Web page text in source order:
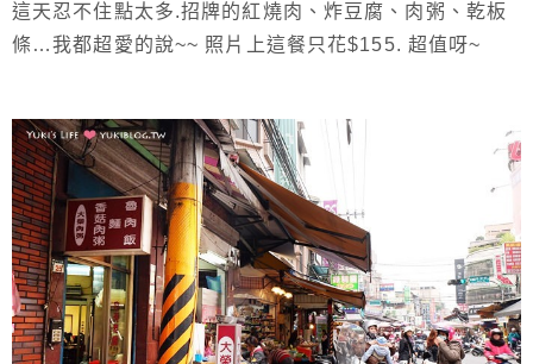
這天忍不住點太多.招牌的紅燒肉、炸豆腐、肉粥、乾板
條…我都超愛的說~~ 照片上這餐只花$155. 超值呀~